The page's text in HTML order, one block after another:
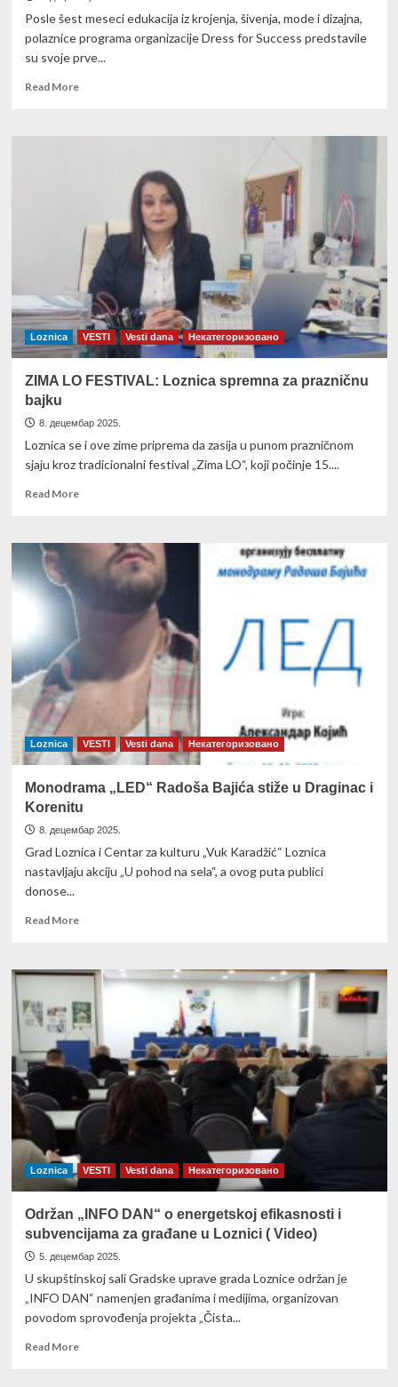
Posle šest meseci edukacija iz krojenja, šivenja, mode i dizajna,
polaznice programa organizacije Dress for Success predstavile
su svoje prve...
Read MoreRead
ekonomsko
osnaživanje
Video)
Loznica VESTI Vesti dana Некатегоризовано
ZIMA LO FESTIVAL: Loznica spremna za prazničnu
bajku
8. децембар 2025.
Loznica se i ove zime priprema da zasija u punom prazničnom
sjaju kroz tradicionalni festival „Zima LO“, koji počinje 15....
Read MoreRead
ZIMA
FESTIVAL:
za
prazničnu
Loznica VESTI Vesti dana Некатегоризовано
Monodrama „LED“ Radоša Bajića stiže u Draginac i
Korenitu
8. децембар 2025.
Grad Loznica i Centar za kulturu „Vuk Karadžić“ Loznica
nastavljaju akciju „U pohod na sela“, a ovog puta publici
donose...
Read MoreRead
Monodrama
„LED“
Radоša
Bajića
stiže
Draginac
Korenitu
Loznica VESTI Vesti dana Некатегоризовано
Održan „INFO DAN“ o energetskoj efikasnosti i
subvencijama za građane u Loznici ( Video)
5. децембар 2025.
U skupštinskoj sali Gradske uprave grada Loznice održan je
„INFO DAN“ namenjen građanima i medijima, organizovan
povodom sprovođenja projekta „Čista...
Read MoreRead